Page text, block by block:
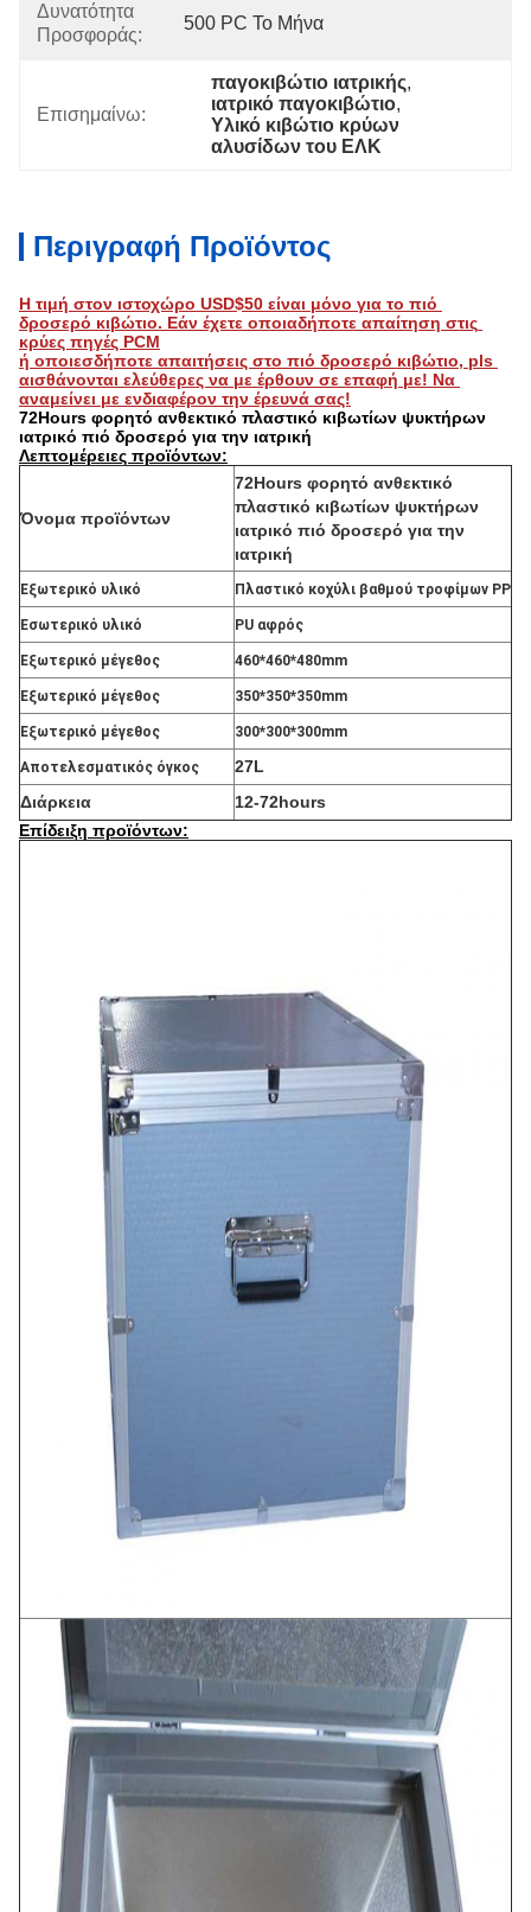
Δυνατότητα
Προσφοράς:
500 PC Το Μήνα
Επισημαίνω:
παγοκιβώτιο ιατρικής,
ιατρικό παγοκιβώτιο,
Υλικό κιβώτιο κρύων
αλυσίδων του ΕΛΚ
Περιγραφή Προϊόντος
Η τιμή στον ιστοχώρο USD$50 είναι μόνο για το πιό
δροσερό κιβώτιο. Εάν έχετε οποιαδήποτε απαίτηση στις
κρύες πηγές PCM
ή οποιεσδήποτε απαιτήσεις στο πιό δροσερό κιβώτιο, pls
αισθάνονται ελεύθερες να με έρθουν σε επαφή με! Να
αναμείνει με ενδιαφέρον την έρευνά σας!
72Hours φορητό ανθεκτικό πλαστικό κιβωτίων ψυκτήρων
ιατρικό πιό δροσερό για την ιατρική
Λεπτομέρειες προϊόντων:
Όνομα προϊόντων
72Hours φορητό ανθεκτικό
πλαστικό κιβωτίων ψυκτήρων
ιατρικό πιό δροσερό για την
ιατρική
Εξωτερικό υλικό Πλαστικό κοχύλι βαθμού τροφίμων PP
Εσωτερικό υλικό PU αφρός
Εξωτερικό μέγεθος 460*460*480mm
Εξωτερικό μέγεθος 350*350*350mm
Εξωτερικό μέγεθος 300*300*300mm
Αποτελεσματικός όγκος
27L
Διάρκεια
12-72hours
Επίδειξη προϊόντων: